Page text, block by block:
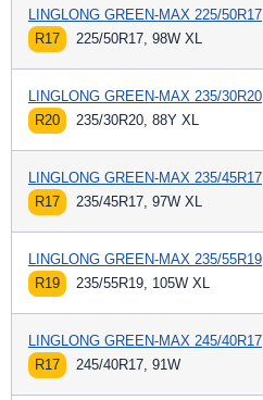
LINGLONG GREEN-MAX 225/50R17
R17
225/50R17, 98W XL
LINGLONG GREEN-MAX 235/30R20
R20
235/30R20, 88Y XL
LINGLONG GREEN-MAX 235/45R17
R17
235/45R17, 97W XL
LINGLONG GREEN-MAX 235/55R19
R19
235/55R19, 105W XL
LINGLONG GREEN-MAX 245/40R17
R17
245/40R17, 91W